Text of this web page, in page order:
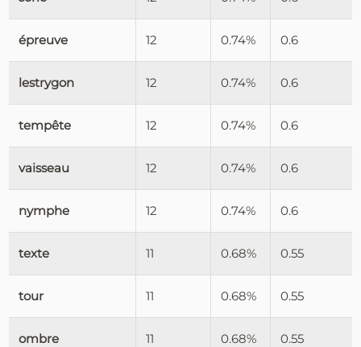
épreuve 12 0.74% 0.6
lestrygon 12 0.74% 0.6
tempête 12 0.74% 0.6
vaisseau 12 0.74% 0.6
nymphe 12 0.74% 0.6
texte 11 0.68% 0.55
tour 11 0.68% 0.55
ombre 11 0.68% 0.55